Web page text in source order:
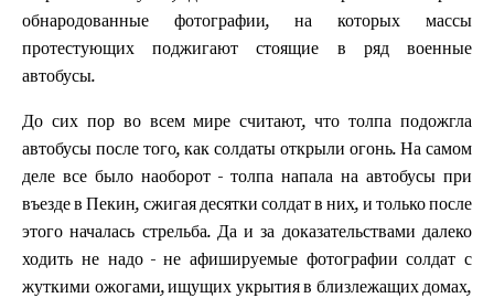
обнародованные фотографии, на которых массы
протестующих поджигают стоящие в ряд военные
автобусы.
До сих пор во всем мире считают, что толпа подожгла
автобусы после того, как солдаты открыли огонь. На самом
деле все было наоборот - толпа напала на автобусы при
въезде в Пекин, сжигая десятки солдат в них, и только после
этого началась стрельба. Да и за доказательствами далеко
ходить не надо - не афишируемые фотографии солдат с
жуткими ожогами, ищущих укрытия в близлежащих домах,